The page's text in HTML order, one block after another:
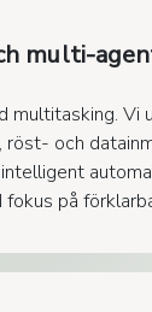
multi-
multitasking. Vi
och
på